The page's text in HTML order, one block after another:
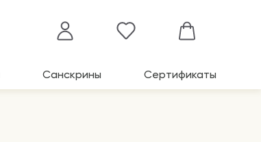
Санскрины Сертификаты